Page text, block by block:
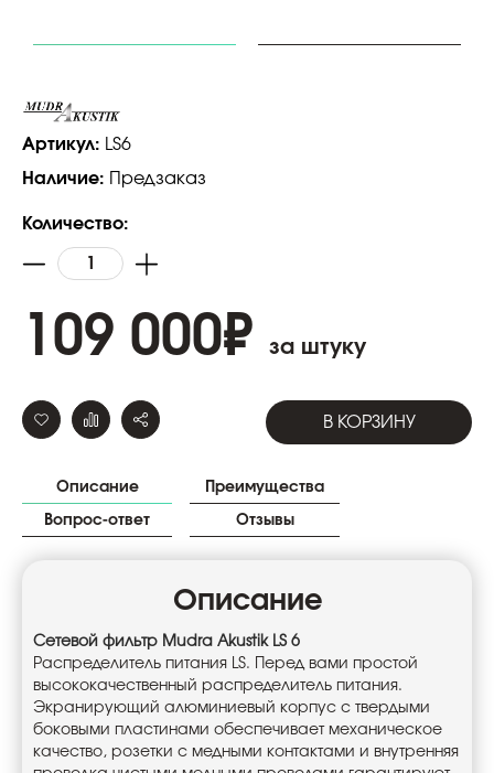
Артикул:
LS6
Наличие:
Предзаказ
Количество:
109 000₽ за штуку
В КОРЗИНУ
Описание Преимущества
Вопрос-ответ Отзывы
Описание
Cетевой фильтр Mudra Akustik LS 6
Распределитель питания LS. Перед вами простой
высококачественный распределитель питания.
Экранирующий алюминиевый корпус с твердыми
боковыми пластинами обеспечивает механическое
качество, розетки с медными контактами и внутренняя